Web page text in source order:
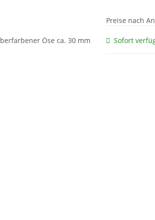
Preise nach
Sofort